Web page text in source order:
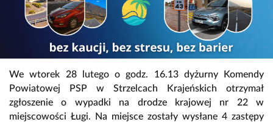
We wtorek 28 lutego o godz. 16.13 dyżurny Komendy
Powiatowej PSP w Strzelcach Krajeńskich otrzymał
zgłoszenie o wypadki na drodze krajowej nr 22 w
miejscowości Ługi. Na miejsce zostały wysłane 4 zastępy